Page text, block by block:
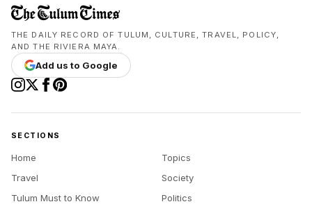
THE DAILY RECORD OF TULUM, CULTURE, TRAVEL, POLICY,
AND THE RIVIERA MAYA.
Add us to Google
SECTIONS
Home
Topics
Travel
Society
Tulum Must to Know
Politics